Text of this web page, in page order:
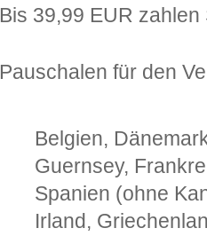
Bis 39,99 EUR
Pauschalen für den
Belgien,
Guernsey,
Spanien (ohne
Irland,